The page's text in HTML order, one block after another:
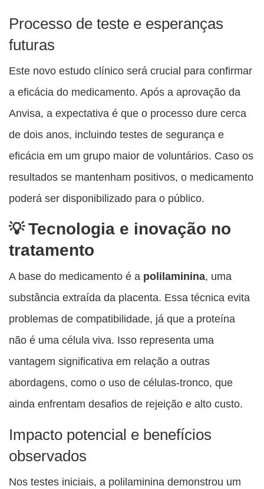
Processo de teste e esperanças
futuras
Este novo estudo clínico será crucial para confirmar
a eficácia do medicamento. Após a aprovação da
Anvisa, a expectativa é que o processo dure cerca
de dois anos, incluindo testes de segurança e
eficácia em um grupo maior de voluntários. Caso os
resultados se mantenham positivos, o medicamento
poderá ser disponibilizado para o público.
Tecnologia e inovação no
tratamento
A base do medicamento é a polilaminina, uma
substância extraída da placenta. Essa técnica evita
problemas de compatibilidade, já que a proteína
não é uma célula viva. Isso representa uma
vantagem significativa em relação a outras
abordagens, como o uso de células-tronco, que
ainda enfrentam desafios de rejeição e alto custo.
Impacto potencial e benefícios
observados
Nos testes iniciais, a polilaminina demonstrou um